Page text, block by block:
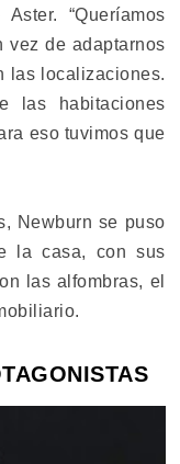
“Queríamos
vez de adaptarnos
las localizaciones.
las habitaciones
eso tuvimos que
Newburn se puso
la casa, con sus
las alfombras, el